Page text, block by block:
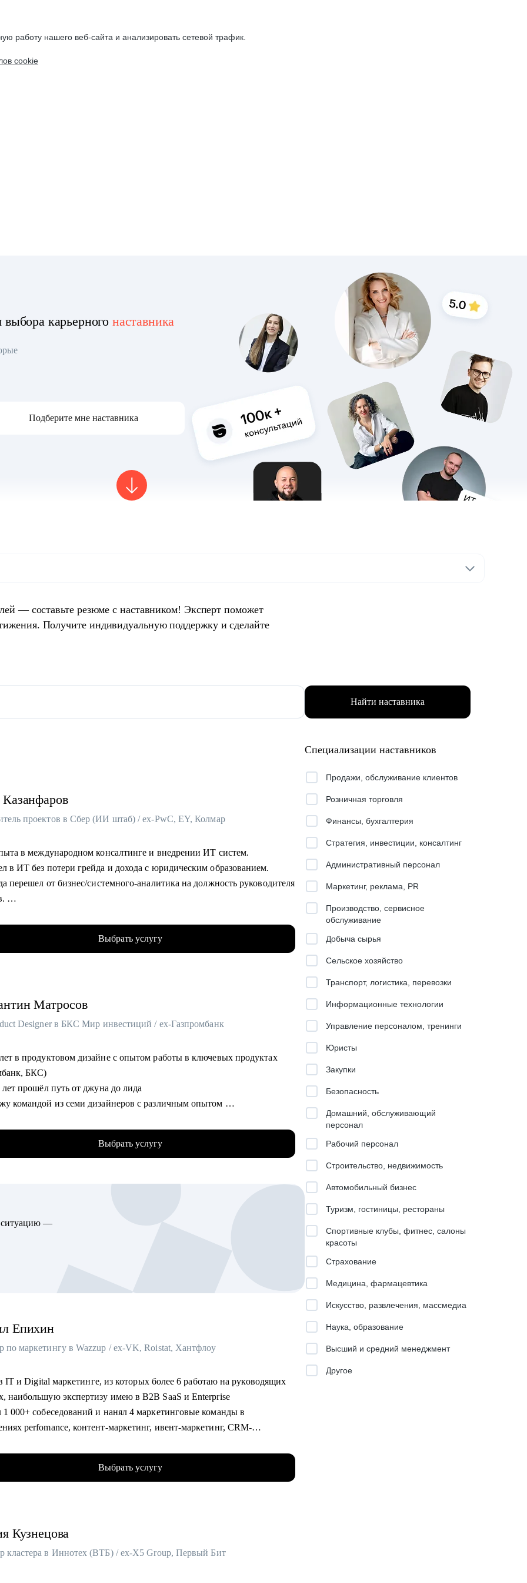
работу нашего веб-сайта и анализировать сетевой трафик.
cookie
карьерного наставника
Подберите мне наставника
— составьте резюме с наставником! Эксперт поможет
Получите индивидуальную поддержку и сделайте
Найти наставника
Казанфаров
проектов в Сбер (ИИ штаб) / ex-PwC, EY, Колмар
в международном консалтинге и внедрении ИТ систем.
в ИТ без потери грейда и дохода с юридическим образованием.
перешел от бизнес/системного-аналитика на должность руководителя
холдингов.
проектом автоматизации бизнеса на 3000 пользователей.
резюме.
помочь:
системным-аналитикам.
кто хочет начать работу в ИТ и не знает, с чего начать.
Выбрать услугу
Матросов
Designer в БКС Мир инвестиций / ex-Газпромбанк
в продуктовом дизайне с опытом работы в ключевых продуктах
БКС)
лет прошёл путь от джуна до лида
командой из семи дизайнеров с различным опытом
год провел 200+ собеседований
и проанализировал 700+ резюме
что нужно, а чего не стоит говорить на собеседовании
Middle дизайнерам, которые устроились в крупную компанию
Выбрать услугу
ситуацию —
Епихин
по маркетингу в Wazzup / ex-VK, Roistat, Хантфлоу
IT и Digital маркетинге, из которых более 6 работаю на руководящих
наибольшую экспертизу имею в B2B SaaS и Enterprise
1 000+ собеседований и нанял 4 маркетинговые команды в
perfomance, контент-маркетинг, ивент-маркетинг, CRM-
компаниям составить профиль маркетолога и структуру отдела
с крупными брендами и лидерами своих отраслей: VK, СБЕР,
Выбрать услугу
Кузнецова
кластера в Иннотех (ВТБ) / ex-X5 Group, Первый Бит
Специализации наставников
Продажи, обслуживание клиентов
Розничная торговля
Финансы, бухгалтерия
Стратегия, инвестиции, консалтинг
Административный персонал
Маркетинг, реклама, PR
Производство, сервисное
обслуживание
Добыча сырья
Сельское хозяйство
Транспорт, логистика, перевозки
Информационные технологии
Управление персоналом, тренинги
Юристы
Закупки
Безопасность
Домашний, обслуживающий
персонал
Рабочий персонал
Строительство, недвижимость
Автомобильный бизнес
Туризм, гостиницы, рестораны
Спортивные клубы, фитнес, салоны
красоты
Страхование
Медицина, фармацевтика
Искусство, развлечения, массмедиа
Наука, образование
Высший и средний менеджмент
Другое